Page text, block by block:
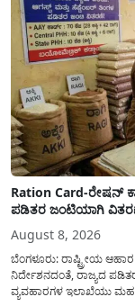
Ration Card-ರೇಷನ್
ಪಡಿತರ ಜಂಟಿಯಾಗಿ
August 8, 2026
ಬೆಂಗಳೂರು: ರಾಷ್ಟ್ರೀಯ ಆಹಾರ
ನಿರ್ದೇಶನದಂತೆ, ರಾಜ್ಯದ
ವ್ಯವಹಾರಗಳ ಇಲಾಖೆಯು